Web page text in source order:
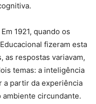
Em 1921, quando os
fizeram esta
as respostas variavam,
temas: a inteligência
a partir da experiência
ambiente circundante.